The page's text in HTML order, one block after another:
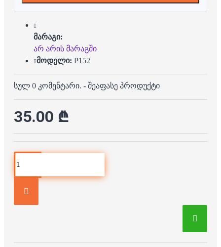
მარაგი:
არ არის მარაგში
მოდელი: P152
სულ 0 კომენტარი. - შეაფასე პროდუქტი
35.00 ₾